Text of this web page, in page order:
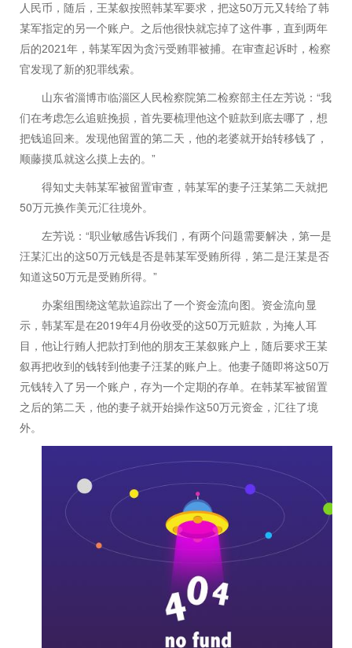
人民币，随后，王某叙按照韩某军要求，把这50万元又转给了韩
某军指定的另一个账户。之后他很快就忘掉了这件事，直到两年
后的2021 年，韩某军因为贪污受贿罪被捕。在审查起诉时，检察
官发现了新的犯罪线索。
山东省淄博市临淄区人民检察院第二检察部主任左芳说： “我
们在考虑怎么追赃挽损，首先要梳理他这个赃款到底去哪了，想
把钱追回来。发现他留置的第二天，他的老婆就开始转移钱了，
顺藤摸瓜就这么摸上去的。 ”
得知丈夫韩某军被留置审查，韩某军的妻子汪某第二天就把
50万元换作美元汇往境外。
左芳说： “职业敏感告诉我们，有两个问题需要解决，第一是
汪某汇出的这50万元钱是否是韩某军受贿所得，第二是汪某是否
知道这50万元是受贿所得。 ”
办案组围绕这笔款追踪出了一个资金流向图。资金流向显
示，韩某军是在2019年4 月份收受的这50万元赃款，为掩人耳
目，他让行贿人把款打到他的朋友王某叙账户上，随后要求王某
叙再把收到的钱转到他妻子汪某的账户上。他妻子随即将这50万
元钱转入了另一个账户，存为一个定期的存单。在韩某军被留置
之后的第二天，他的妻子就开始操作这50万元资金，汇往了境
外。